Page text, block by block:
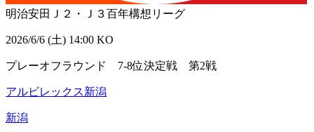
明治安田Ｊ２・Ｊ３百年構想リーグ
2026/6/6 (土) 14:00 KO
プレーオフラウンド 7-8位決定戦 第2戦
アルビレックス新潟
新潟